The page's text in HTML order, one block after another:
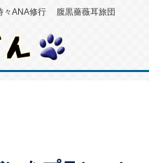
々ANA修行 腹黒薔薇耳旅団